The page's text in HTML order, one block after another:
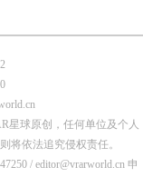
星球原创，任何单位及个人
将依法追究侵权责任。
/ editor@vrarworld.cn 申